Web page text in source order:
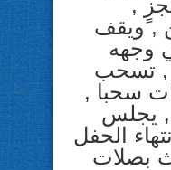
, ويقف
وجهه
, تسحب
سحبا ,
, يجلس
الحفل
بصلات